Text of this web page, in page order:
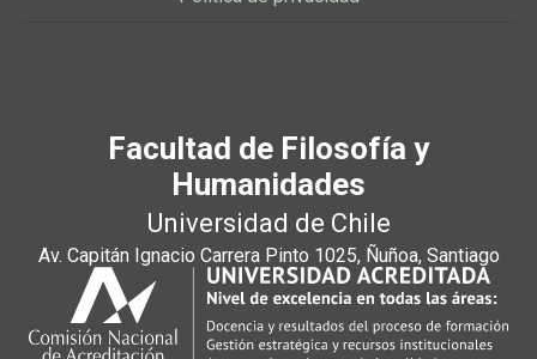
Facultad de Filosofía y
Humanidades
Universidad de Chile
Av. Capitán Ignacio Carrera Pinto 1025, Ñuñoa, Santiago